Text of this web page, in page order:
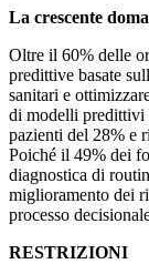
La crescente
Oltre il 60% delle
predittive basate
sanitari e
di modelli predittivi
pazienti del 28% e
Poiché il 49% dei
diagnostica di
miglioramento dei
processo
RESTRIZIONI